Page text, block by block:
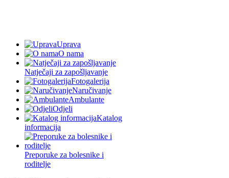
Uprava
O nama
Natječaji za zapošljavanje
Fotogalerija
Naručivanje
Ambulante
Odjeli
Katalog
informacija
Preporuke za bolesnike i
roditelje